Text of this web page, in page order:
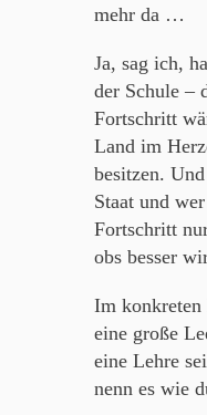
mehr da …
Ja, sag ich,
der Schule –
Fortschritt
Land im
besitzen.
Staat und
Fortschritt
obs besser
Im
eine große
eine Lehre
nenn es wie